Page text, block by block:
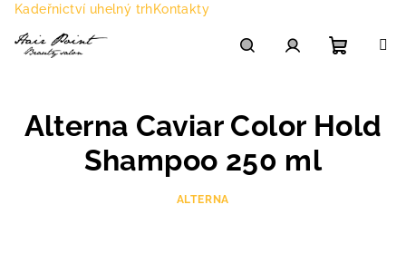
Přejít
obsah
Kadeřnictví uhelný trhKontakty
košík
Alterna Caviar Color Hold
Shampoo 250 ml
ALTERNA